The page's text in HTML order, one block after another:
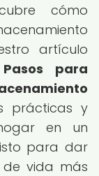
cómo
artículo
para
prácticas y
en un
para dar
vida más